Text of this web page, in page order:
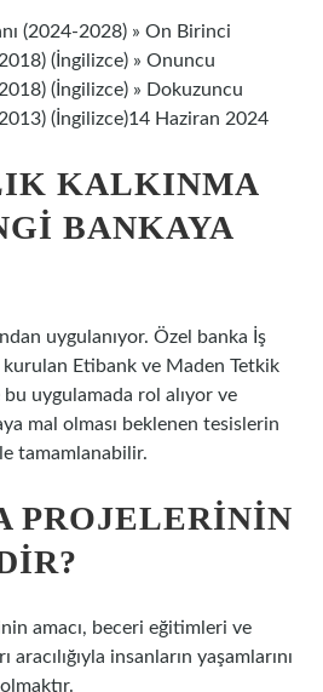
(2024-2028) » On Birinci
(İngilizce) » Onuncu
(İngilizce) » Dokuzuncu
(İngilizce)14 Haziran 2024
KALKINMA
BANKAYA
uygulanıyor. Özel banka İş
kurulan Etibank ve Maden Tetkik
uygulamada rol alıyor ve
mal olması beklenen tesislerin
tamamlanabilir.
PROJELERININ
amacı, beceri eğitimleri ve
insanların yaşamlarını